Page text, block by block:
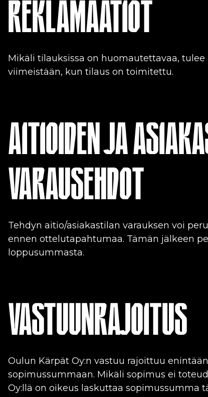
REKLAMAATIOT
Mikäli tilauksissa on huomautettavaa,
viimeistään, kun tilaus on toimitettu.
AITIOIDEN JA
VARAUSEHDOT
Tehdyn aitio/asiakastilan varauksen voi
ennen ottelutapahtumaa. Tämän jälkeen
loppusummasta.
VASTUUNRAJOITUS
Oulun Kärpät Oy:n vastuu rajoittuu
sopimussummaan. Mikäli sopimus ei
Oy:llä on oikeus laskuttaa sopimussumma